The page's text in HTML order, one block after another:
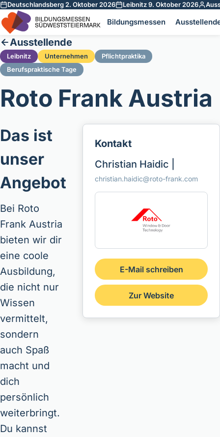
Zum Inhalt springen
Deutschlandsberg 2. Oktober 2026 Leibnitz 9. Oktober 2026
Bildungsmessen
Ausstellende
Leibnitz Unternehmen
Pflichtpraktika
Berufspraktische Tage
Roto Frank Austria
Das ist
unser
Angebot
Bei Roto
Frank Austria
bieten wir dir
eine coole
Ausbildung,
die nicht nur
Wissen
vermittelt,
sondern
auch Spaß
macht und
dich
persönlich
weiterbringt.
Du kannst
Kontakt
Christian Haidic |
christian.haidic@roto-frank.com
E-Mail schreiben
Zur Website